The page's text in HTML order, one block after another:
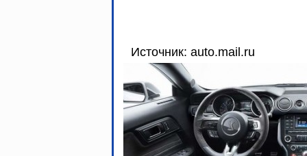
Источник: auto.mail.ru